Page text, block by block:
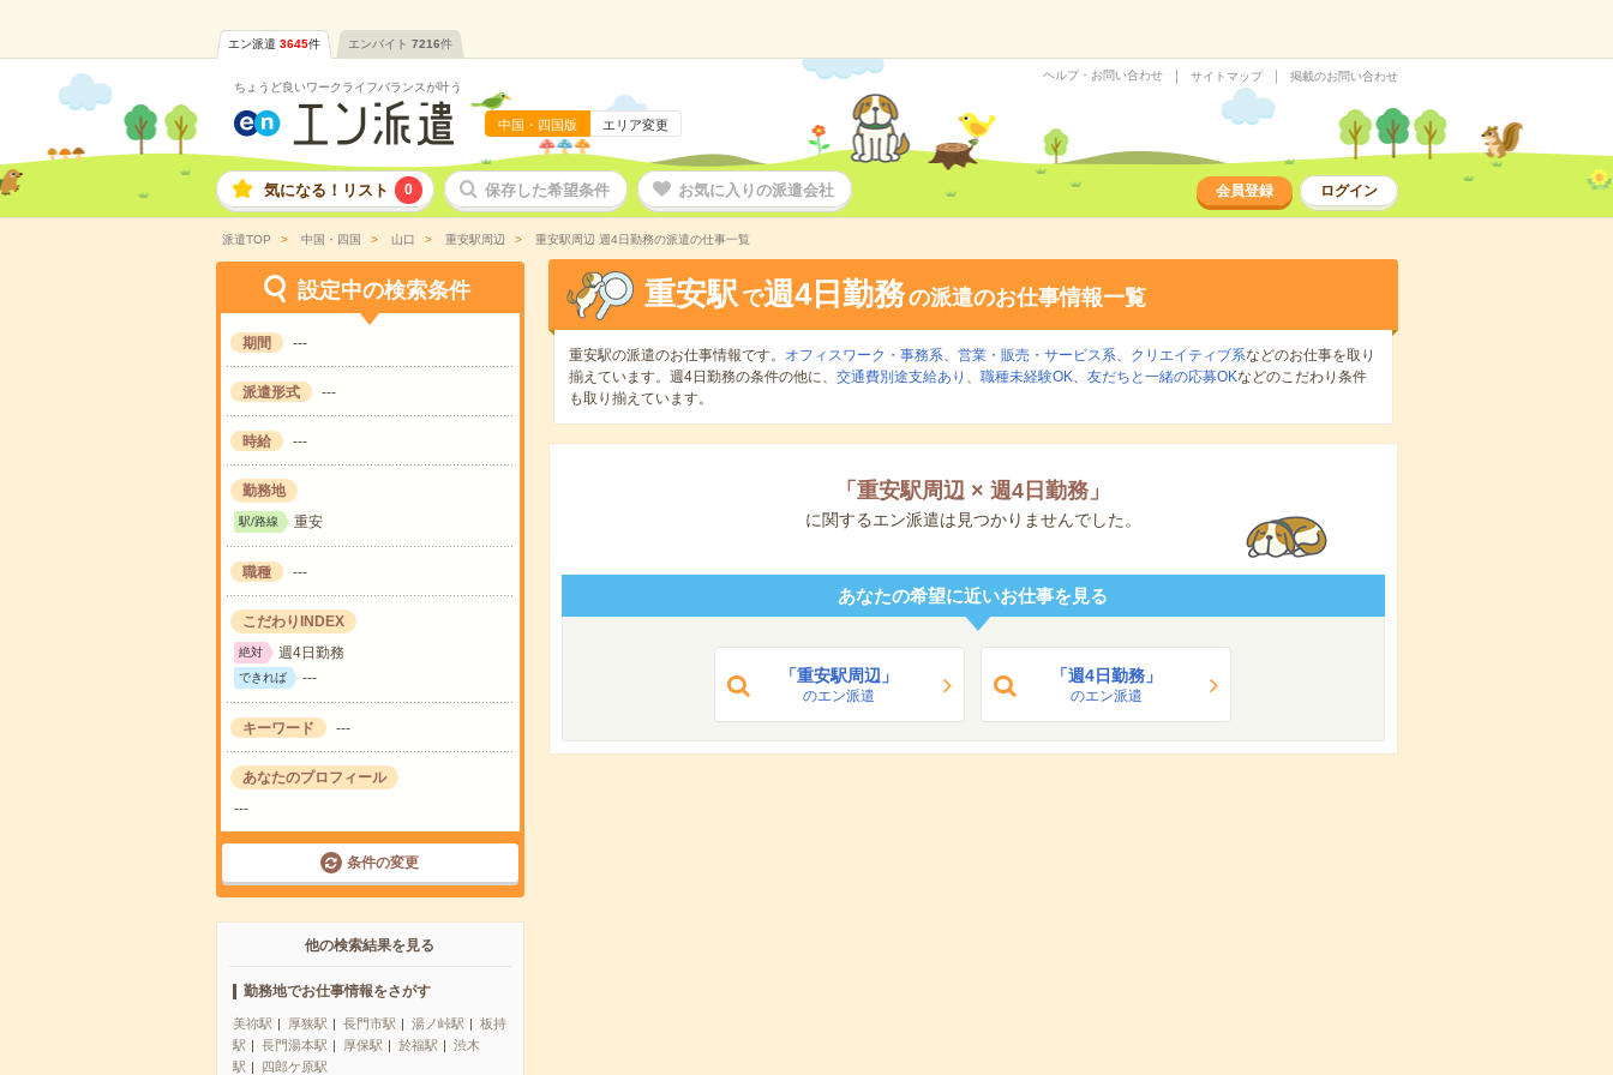
エン派遣 3645件 エンバイト 7216件
ちょうど良いワークライフバランスが叶う
中国・四国版 エリア変更
ヘルプ・お問い合わせ サイトマップ 掲載のお問い合わせ
気になる！リスト 0 保存した希望条件 お気に入りの派遣会社 会員登録 ログイン
派遣TOP 中国・四国 山口 重安駅周辺 重安駅周辺 週4日勤務の派遣の仕事一覧
設定中の検索条件
期間 ---
派遣形式 ---
時給 ---
勤務地
駅/路線 重安
職種 ---
こだわりINDEX
絶対 週4日勤務
できれば ---
キーワード ---
あなたのプロフィール
---
条件の変更
他の検索結果を見る
勤務地でお仕事情報をさがす
美祢駅 厚狭駅 長門市駅 湯ノ峠駅
板持
駅
長門湯本駅 厚保駅 於福駅
渋木
駅
四郎ケ原駅
重安駅 で週4日勤務の派遣のお仕事情報一覧
重安駅の派遣のお仕事情報です。 オフィスワーク・事務系、 営業・販売・サービス系、 クリエイティブ系などのお仕事を取り
揃えています。週4日勤務の条件の他に、 交通費別途支給あり 、 職種未経験OK、 友だちと一緒の応募OKなどのこだわり条件
も取り揃えています。
「 重安駅周辺 × 週4日勤務 」
に関するエン派遣は見つかりませんでした。
あなたの希望に近いお仕事を見る
「重安駅周辺」
のエン派遣
「週4日勤務」
のエン派遣